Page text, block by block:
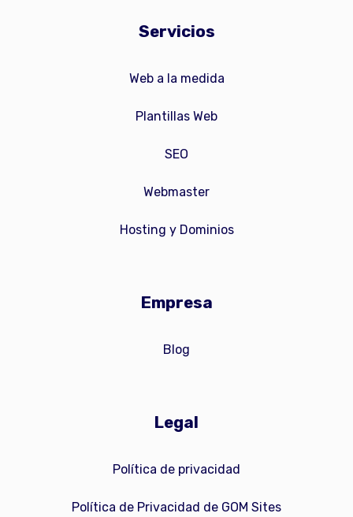
Servicios
Web a la medida
Plantillas Web
SEO
Webmaster
Hosting y Dominios
Empresa
Blog
Legal
Política de privacidad
Política de Privacidad de GOM Sites